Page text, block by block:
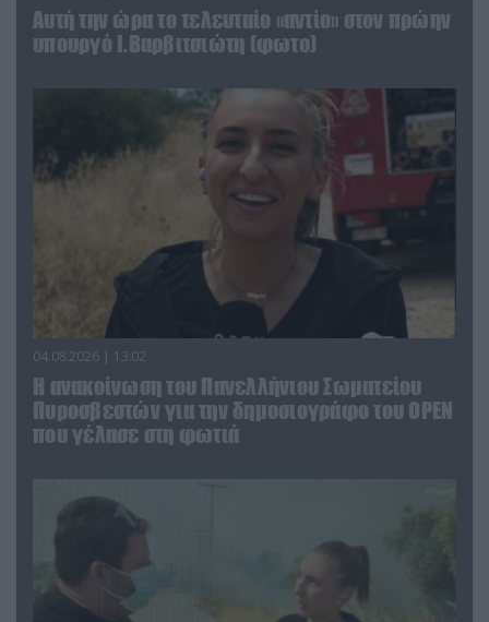
Αυτή την ώρα το τελευταίο «αντίο» στον πρώην
υπουργό Ι.Βαρβιτσιώτη (φωτο)
04.08.2026 | 13:02
Η ανακοίνωση του Πανελλήνιου Σωματείου
Πυροσβεστών για την δημοσιογράφο του OPEN
που γέλασε στη φωτιά